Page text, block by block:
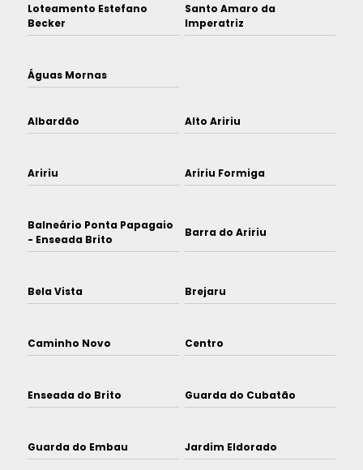
Loteamento Estefano
Becker
Santo Amaro da
Imperatriz
Águas Mornas
Albardão Alto Aririu
Aririu Aririu Formiga
Balneário Ponta Papagaio
- Enseada Brito
Barra do Aririu
Bela Vista Brejaru
Caminho Novo Centro
Enseada do Brito Guarda do Cubatão
Guarda do Embau Jardim Eldorado